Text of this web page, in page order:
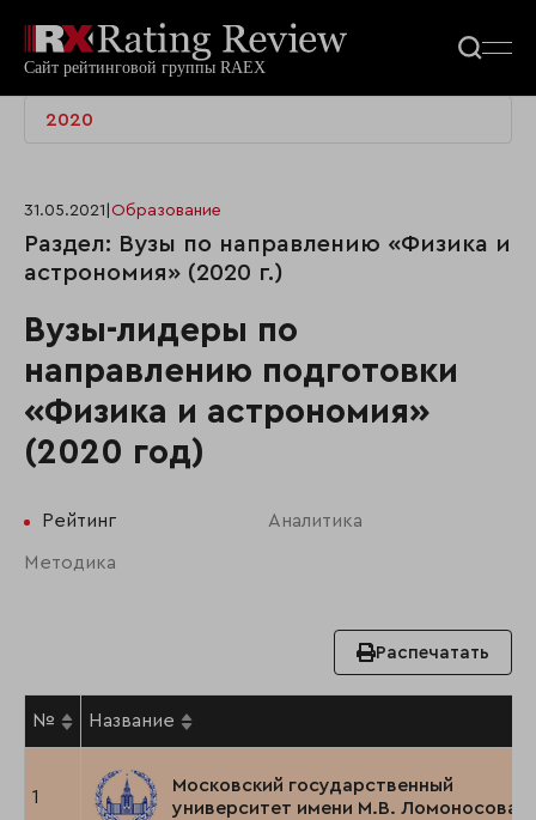
2020
31.05.2021 Образование
Раздел: Вузы по направлению «Физика и
астрономия» (2020 г.)
Вузы-лидеры по
направлению подготовки
«Физика и астрономия»
(2020 год)
Рейтинг Аналитика
Методика
Распечатать
№ Название
1
Московский государственный
университет имени М.В. Ломоносова